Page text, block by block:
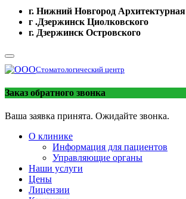
г. Нижний Новгород Архитектурная
г .Дзержинск Циолковского
г. Дзержинск Островского
Стоматологический центр
Заказ обратного звонка
Ваша заявка принята. Ожидайте звонка.
О клинике
Информация для пациентов
Управляющие органы
Наши услуги
Цены
Лицензии